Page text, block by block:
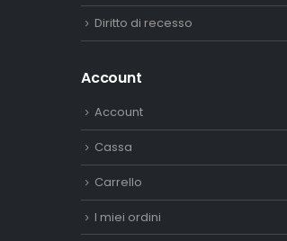
Diritto di recesso
Account
Account
Cassa
Carrello
I miei ordini